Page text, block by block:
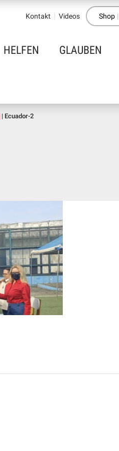
Kontakt Videos Shop |
HELFEN GLAUBEN
| Ecuador-2